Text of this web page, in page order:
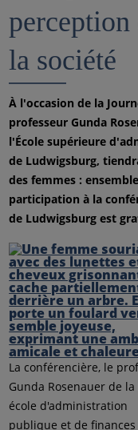
perception
la société
À l'occasion de la
professeur Gunda
l'École supérieure
de Ludwigsburg,
des femmes :
participation à la
de Ludwigsburg est
La conférencière, le
Gunda Rosenauer de la
école d'administration
publique et de finances